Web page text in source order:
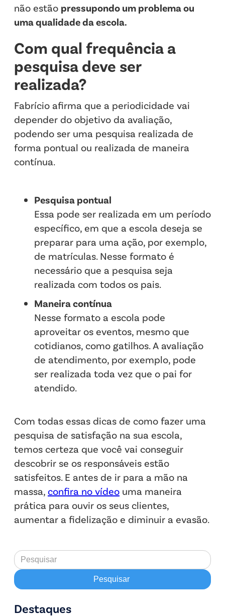
não estão pressupondo um problema ou
uma qualidade da escola.
Com qual frequência a
pesquisa deve ser
realizada?
Fabrício afirma que a periodicidade vai
depender do objetivo da avaliação,
podendo ser uma pesquisa realizada de
forma pontual ou realizada de maneira
contínua.
Pesquisa pontual
Essa pode ser realizada em um período
específico, em que a escola deseja se
preparar para uma ação, por exemplo,
de matrículas. Nesse formato é
necessário que a pesquisa seja
realizada com todos os pais.
Maneira contínua
Nesse formato a escola pode
aproveitar os eventos, mesmo que
cotidianos, como gatilhos. A avaliação
de atendimento, por exemplo, pode
ser realizada toda vez que o pai for
atendido.
Com todas essas dicas de como fazer uma
pesquisa de satisfação na sua escola,
temos certeza que você vai conseguir
descobrir se os responsáveis estão
satisfeitos. E antes de ir para a mão na
massa, confira no vídeo uma maneira
prática para ouvir os seus clientes,
aumentar a fidelização e diminuir a evasão.
Destaques